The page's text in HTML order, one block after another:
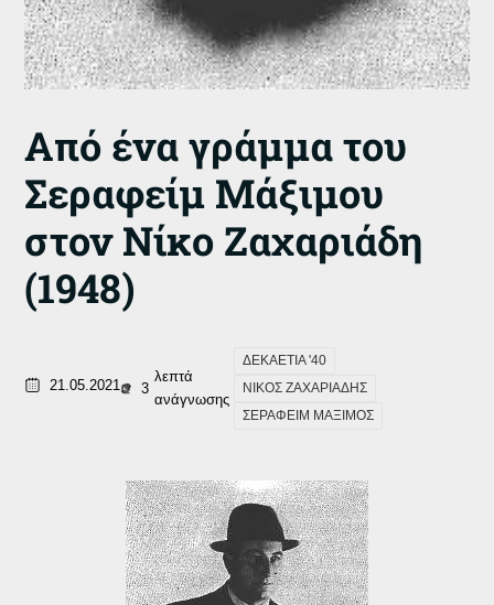
Από ένα γράμμα του
Σεραφείμ Μάξιμου
στον Νίκο Ζαχαριάδη
(1948)
21.05.2021 3
λεπτά
ανάγνωσης
ΔΕΚΑΕΤΙΑ '40
ΝΙΚΟΣ ΖΑΧΑΡΙΑΔΗΣ
ΣΕΡΑΦΕΙΜ ΜΑΞΙΜΟΣ